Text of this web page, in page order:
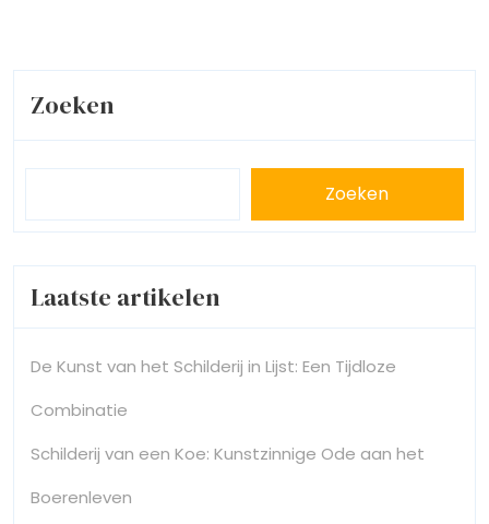
Zoeken
Zoeken
Laatste artikelen
De Kunst van het Schilderij in Lijst: Een Tijdloze
Combinatie
Schilderij van een Koe: Kunstzinnige Ode aan het
Boerenleven